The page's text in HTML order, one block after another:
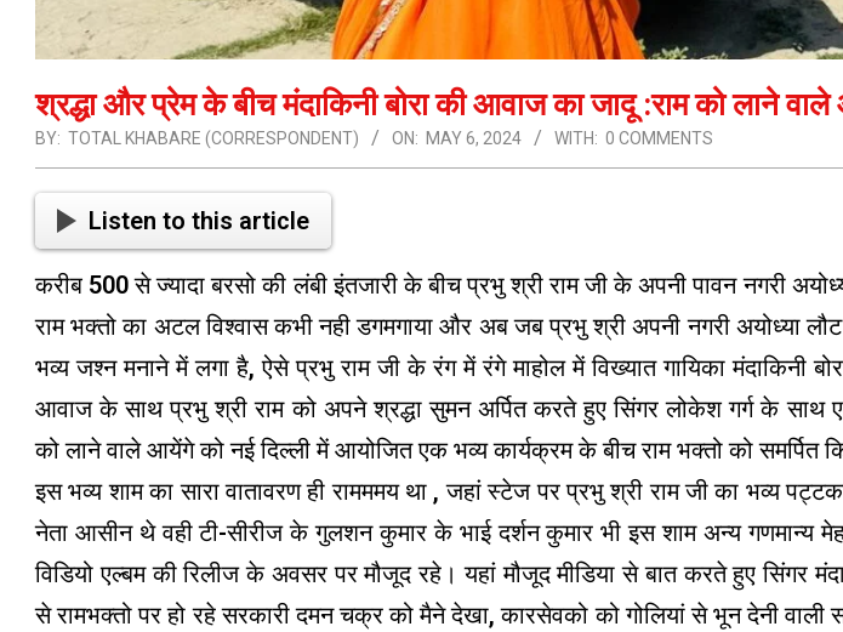
श्रद्धा और प्रेम के बीच मंदाकिनी बोरा की आवाज का जादू :राम को लाने
BY: TOTAL KHABARE (CORRESPONDENT) ON: MAY 6, 2024 WITH: 0 COMMENTS
Listen to this article
करीब 500 से ज्यादा बरसो की लंबी इंतजारी के बीच प्रभु श्री राम जी के अपनी पावन नगरी
राम भक्तो का अटल विश्वास कभी नही डगमगाया और अब जब प्रभु श्री अपनी नगरी अयोध्या
भव्य जश्न मनाने में लगा है, ऐसे प्रभु राम जी के रंग में रंगे माहोल में विख्यात गायिका मंदाकिनी
आवाज के साथ प्रभु श्री राम को अपने श्रद्धा सुमन अर्पित करते हुए सिंगर लोकेश गर्ग के साथ
को लाने वाले आयेंगे को नई दिल्ली में आयोजित एक भव्य कार्यक्रम के बीच राम भक्तो को समर्पित
इस भव्य शाम का सारा वातावरण ही रामममय था , जहां स्टेज पर प्रभु श्री राम जी का भव्य
नेता आसीन थे वही टी-सीरीज के गुलशन कुमार के भाई दर्शन कुमार भी इस शाम अन्य गणमान्य
विडियो एल्बम की रिलीज के अवसर पर मौजूद रहे। यहां मौजूद मीडिया से बात करते हुए सिंगर
से रामभक्तो पर हो रहे सरकारी दमन चक्र को मैने देखा, कारसेवको को गोलियां से भून देनी